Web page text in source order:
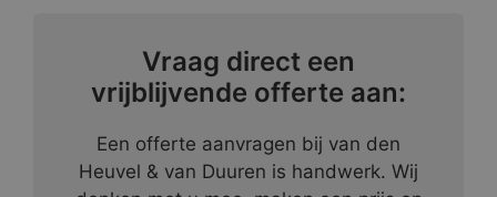
Vraag direct een
vrijblijvende offerte aan:
Een offerte aanvragen bij van den
Heuvel & van Duuren is handwerk. Wij